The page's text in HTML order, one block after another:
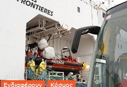
Ενδιαφέρουν Κόσμος